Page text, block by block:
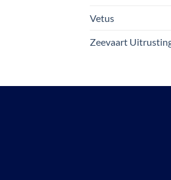
Vetus
Zeevaart